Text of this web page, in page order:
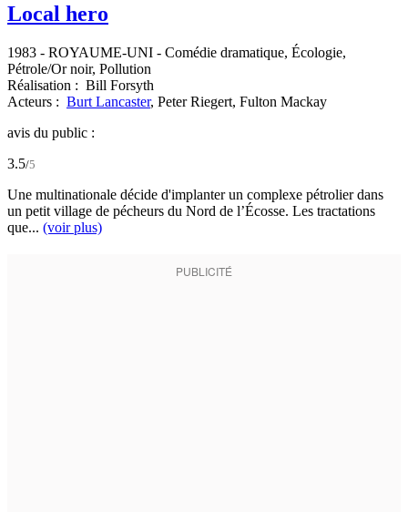
Local hero
1983 - ROYAUME-UNI - Comédie dramatique, Écologie,
Pétrole/Or noir, Pollution
Réalisation : Bill Forsyth
Acteurs : Burt Lancaster, Peter Riegert, Fulton Mackay
avis du public :
3.5/5
Une multinationale décide d'implanter un complexe pétrolier dans
un petit village de pécheurs du Nord de l’Écosse. Les tractations
que... (voir plus)